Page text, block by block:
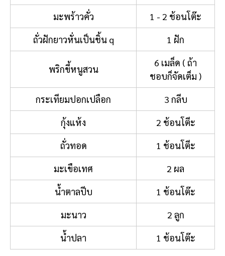
มะพร้าวคั่ว
1 - 2 ช้อนโต๊ะ
ถั่วฝักยาวหั่นเป็นชิ้น q
1 ฝัก
พริกขี้หนูสวน
6 เมล็ด ( ถ้า
ชอบก็จัดเต็ม )
กระเทียมปอกเปลือก
3 กลีบ
กุ้งแห้ง
2 ช้อนโตีะ
ถั่วทอด
1 ช้อนโตีะ
มะเขือเทศ
2 ผล
น้ำตาลปีบ
1 ช้อนโต๊ะ
มะนาว
2 ลูก
น้ำปลา
1 ช้อนโต๊ะ